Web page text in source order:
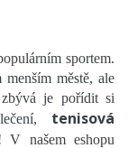
sportem.
městě, ale
je pořídit si
tenisová
V našem eshopu